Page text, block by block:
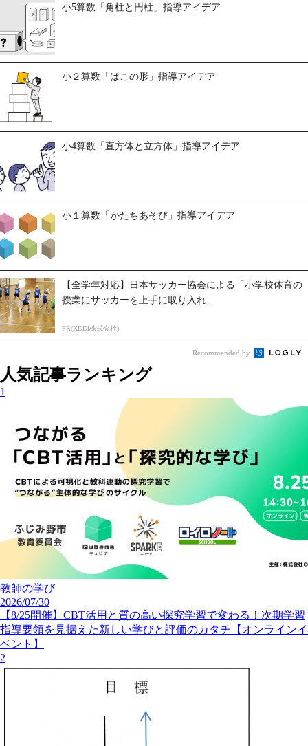
小5算数「角柱と円柱」指導アイデア
小２算数「はこの形」指導アイデア
小4算数「直方体と立方体」指導アイデア
小１算数「かたちあそび」指導アイデア
【全学年対応】日本サッカー協会による「小学校体育の
授業にサッカーを上手に取り入れ...
PR(KDDI株式会社)
Recommended by
人気記事ランキング
1
教師の学び
2026/07/30
【8/25開催】CBT活用と質の高い探究学習で変わる！次期学習
指導要領を見据えた新しい学びと評価のカタチ【オンラインイ
ベント】
2